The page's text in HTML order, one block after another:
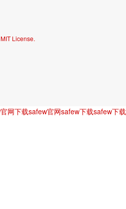
MIT License.
网下载safew官网safew下载safew下载